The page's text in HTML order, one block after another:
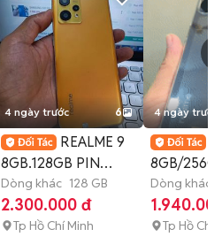
4 ngày trước 6
REALME 9
8GB.128GB PIN
5000 SNAP 680 ZIN
FULL CN
Dòng khác 128 GB
2.300.000 đ
Tp Hồ Chí Minh
4 ngày trước
8GB/
Dimensity
Mới
Dòng khác
tháng
Tp Hồ Chí